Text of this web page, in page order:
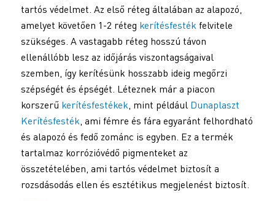
tartós védelmet. Az első réteg általában az alapozó,
amelyet követően 1-2 réteg kerítésfesték felvitele
szükséges. A vastagabb réteg hosszú távon
ellenállóbb lesz az időjárás viszontagságaival
szemben, így kerítésünk hosszabb ideig megőrzi
szépségét és épségét. Léteznek már a piacon
korszerű kerítésfestékek , mint például Dunaplaszt
Kerítésfesték , ami fémre és fára egyaránt felhordható
és alapozó és fedő zománc is egyben. Ez a termék
tartalmaz korrózióvédő pigmenteket az
összetételében, ami tartós védelmet biztosít a
rozsdásodás ellen és esztétikus megjelenést biztosít.